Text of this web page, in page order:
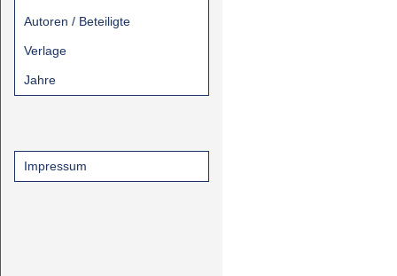
Autoren / Beteiligte
Verlage
Jahre
Impressum